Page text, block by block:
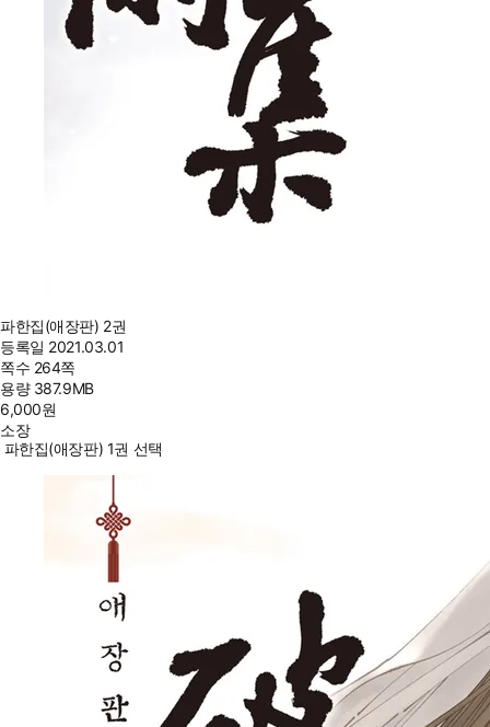
파한집(애장판) 2권
등록일 2021.03.01
쪽수 264쪽
용량 387.9MB
6,000원
소장
파한집(애장판) 1권 선택